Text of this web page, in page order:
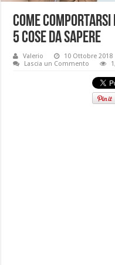
Come
5 cose da sapere
Valerio 10 Ottobre 2018
Lascia un Commento